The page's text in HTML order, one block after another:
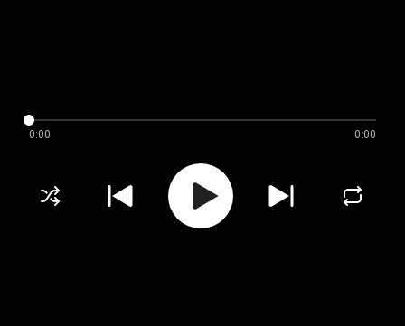
0:00 0:00